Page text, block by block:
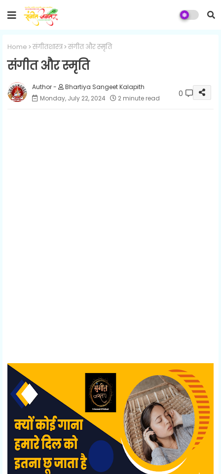
Home संगीतशास्त्र संगीत और स्मृति
संगीत और स्मृति
Bhartiya Sangeet Kalapith
Monday, July 22, 2024
2 minute read 0